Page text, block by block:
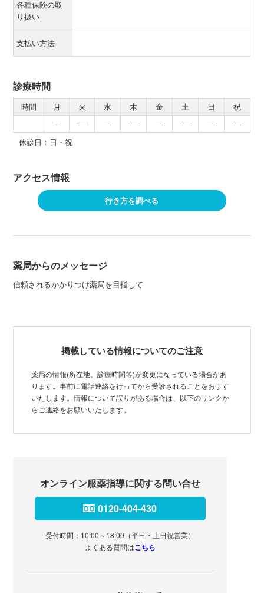
各種保険の取
り扱い
支払い方法
診療時間
時間 月 火 水 木 金 土 日
祝
―
― ― ― ― ― ―
―
休診日：日・祝
アクセス情報
行き方を調べる
薬局からのメッセージ
信頼されるかかりつけ薬局を目指して
掲載している情報についてのご注意
薬局の情報(所在地、診療時間等)が変更になっている場合があ
ります。事前に電話連絡を行ってから受診されることをおすす
いたします。情報について誤りがある場合は、以下のリンクか
らご連絡をお願いいたします。
オンライン服薬指導に関する問い合せ
0120-404-430
受付時間：10:00～18:00（平日・土日祝営業）
よくある質問はこちら